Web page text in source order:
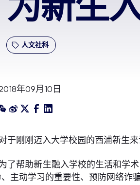
人文社科
年09月10日
于刚刚迈入大学校园的西浦新生
了帮助新生融入学校的生活和学
主动学习的重要性、预防网络诈